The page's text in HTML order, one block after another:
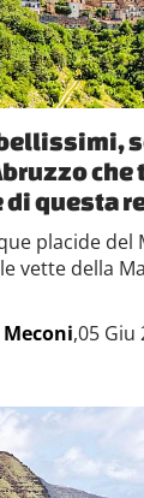
che
questa
placide del
vette della
,05 Giu